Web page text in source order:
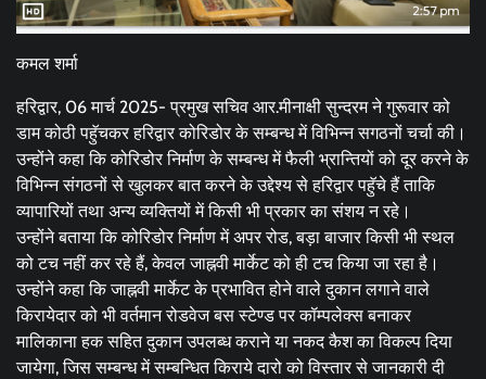
कमल शर्मा
हरिद्वार, 06 मार्च 2025- प्रमुख सचिव आर.मीनाक्षी सुन्दरम ने गुरूवार को
डाम कोठी पहुॅचकर हरिद्वार कोरिडोर के सम्बन्ध में विभिन्न सगठनों चर्चा की।
उन्होंने कहा कि कोरिडोर निर्माण के सम्बन्ध में फैली भ्रान्तियों को दूर करने के
विभिन्न संगठनों से खुलकर बात करने के उद्देश्य से हरिद्वार पहुॅचे हैं ताकि
व्यापारियों तथा अन्य व्यक्तियों में किसी भी प्रकार का संशय न रहे।
उन्होंने बताया कि कोरिडोर निर्माण में अपर रोड, बड़ा बाजार किसी भी स्थल
को टच नहीं कर रहे हैं, केवल जाह्नवी मार्केट को ही टच किया जा रहा है।
उन्होंने कहा कि जाह्नवी मार्केट के प्रभावित होने वाले दुकान लगाने वाले
किरायेदार को भी वर्तमान रोडवेज बस स्टेण्ड पर कॉम्पलेक्स बनाकर
मालिकाना हक सहित दुकान उपलब्ध कराने या नकद कैश का विकल्प दिया
जायेगा, जिस सम्बन्ध में सम्बन्धित किराये दारो को विस्तार से जानकारी दी